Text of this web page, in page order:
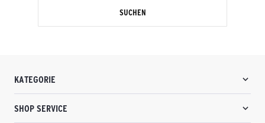
SUCHEN
KATEGORIE
SHOP SERVICE